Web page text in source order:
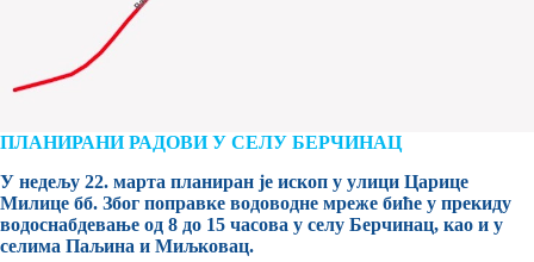
ПЛАНИРАНИ РАДОВИ У СЕЛУ БЕРЧИНАЦ
У недељу 22. марта планиран је ископ у улици Царице
Милице бб. Због поправке водоводне мреже биће у прекиду
водоснабдевањe од 8 до 15 часова у селу Берчинац, као и у
селима Паљина и Миљковац.